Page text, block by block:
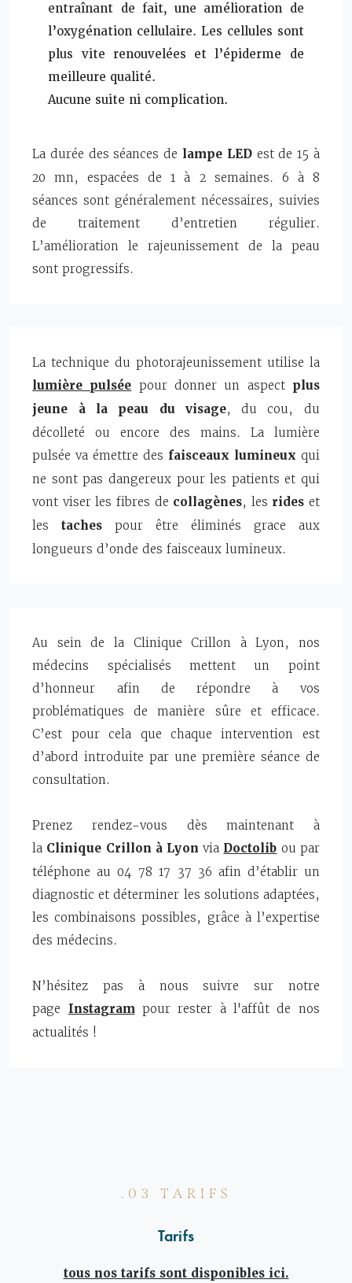
entraînant de fait, une amélioration de
l’oxygénation cellulaire. Les cellules sont
plus vite renouvelées et l’épiderme de
meilleure qualité.
Aucune suite ni complication.
La durée des séances de lampe LEDest de 15 à
20 mn, espacées de 1 à 2 semaines. 6 à 8
séances sont généralement nécessaires, suivies
de traitement d’entretien régulier.
L’amélioration le rajeunissement de la peau
sont progressifs.
La technique du photorajeunissement utilise la
lumière pulsée pour donner un aspect plus
jeune à la peau du visage, du cou, du
décolleté ou encore des mains. La lumière
pulsée va émettre des faisceaux lumineux qui
ne sont pas dangereux pour les patients et qui
vont viser les fibres de collagènes, les rides et
les taches pour être éliminés grace aux
longueurs d’onde des faisceaux lumineux.
Au sein de la Clinique Crillon à Lyon, nos
médecins spécialisés mettent un point
d’honneur afin de répondre à vos
problématiques de manière sûre et efficace.
C’est pour cela que chaque intervention est
d’abord introduite par une première séance de
consultation.
Prenez rendez-vous dès maintenant à
la Clinique Crillon à Lyon via Doctolib ou par
téléphone au 04 78 17 37 36 afin d’établir un
diagnostic et déterminer les solutions adaptées,
les combinaisons possibles, grâce à l’expertise
des médecins.
N’hésitez pas à nous suivre sur notre
page Instagrampour rester à l'affût de nos
actualités !
.03 TARIFS
Tarifs
tous nos tarifs sont disponibles ici.